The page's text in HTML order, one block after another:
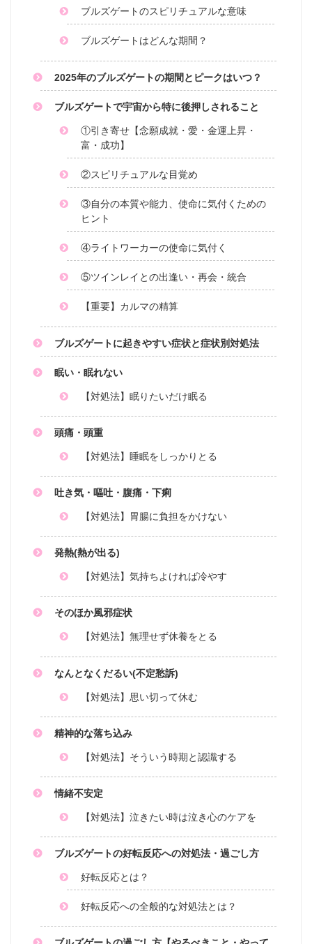
ブルズゲートのスピリチュアルな意味
ブルズゲートはどんな期間？
2025年のブルズゲートの期間とピークはいつ？
ブルズゲートで宇宙から特に後押しされること
①引き寄せ【念願成就・愛・金運上昇・
富・成功】
②スピリチュアルな目覚め
③自分の本質や能力、使命に気付くための
ヒント
④ライトワーカーの使命に気付く
⑤ツインレイとの出逢い・再会・統合
【重要】カルマの精算
ブルズゲートに起きやすい症状と症状別対処法
眠い・眠れない
【対処法】眠りたいだけ眠る
頭痛・頭重
【対処法】睡眠をしっかりとる
吐き気・嘔吐・腹痛・下痢
【対処法】胃腸に負担をかけない
発熱(熱が出る)
【対処法】気持ちよければ冷やす
そのほか風邪症状
【対処法】無理せず休養をとる
なんとなくだるい(不定愁訴)
【対処法】思い切って休む
精神的な落ち込み
【対処法】そういう時期と認識する
情緒不安定
【対処法】泣きたい時は泣き心のケアを
ブルズゲートの好転反応への対処法・過ごし方
好転反応とは？
好転反応への全般的な対処法とは？